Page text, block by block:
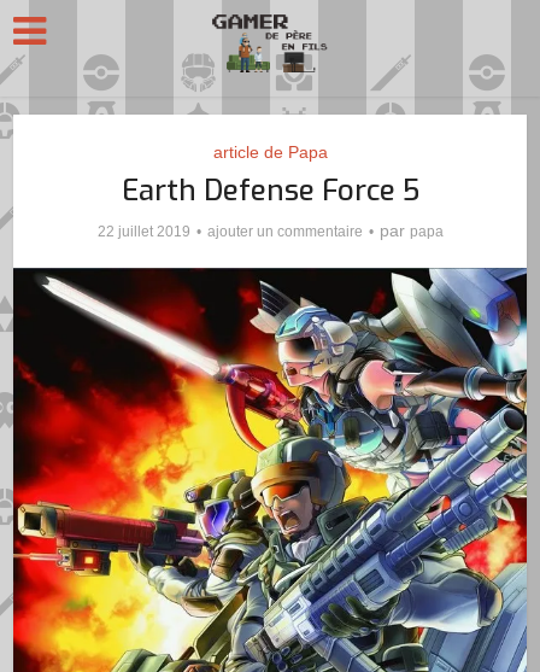
article de Papa
Earth Defense Force 5
22 juillet 2019 ajouter un commentaire par papa